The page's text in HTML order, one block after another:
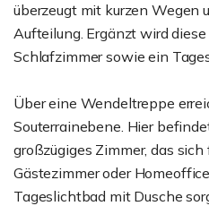
überzeugt mit kurzen Wegen
Aufteilung. Ergänzt wird
Schlafzimmer sowie ein
Über eine Wendeltreppe
Souterrainebene. Hier
großzügiges Zimmer, das
Gästezimmer oder
Tageslichtbad mit Dusche